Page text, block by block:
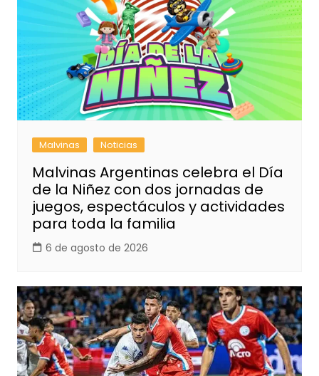
Malvinas Noticias
Malvinas Argentinas celebra el Día
de la Niñez con dos jornadas de
juegos, espectáculos y actividades
para toda la familia
6 de agosto de 2026